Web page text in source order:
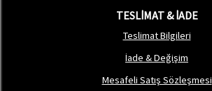
TESLİMAT & İADE
Teslimat Bilgileri
İade & Değişim
Mesafeli Satış Sözleşmesi